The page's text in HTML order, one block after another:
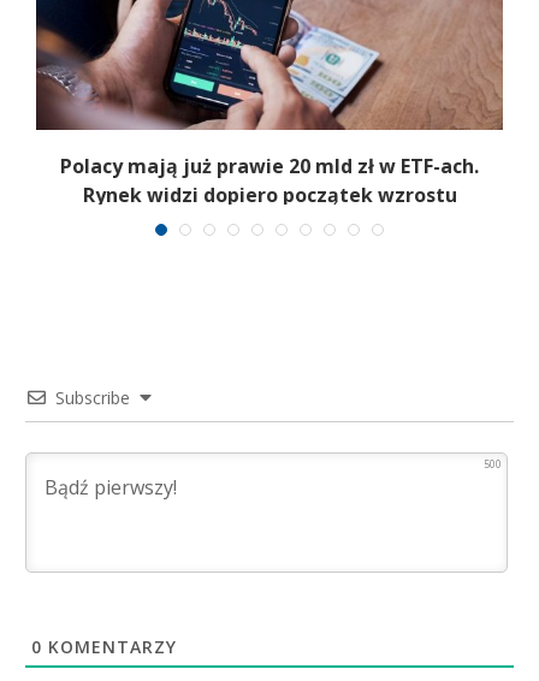
Polacy mają już prawie 20 mld zł w ETF-ach.
Rynek widzi dopiero początek wzrostu
Subscribe
500
0 KOMENTARZY